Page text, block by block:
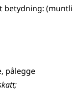
betydning:
pålegge
;